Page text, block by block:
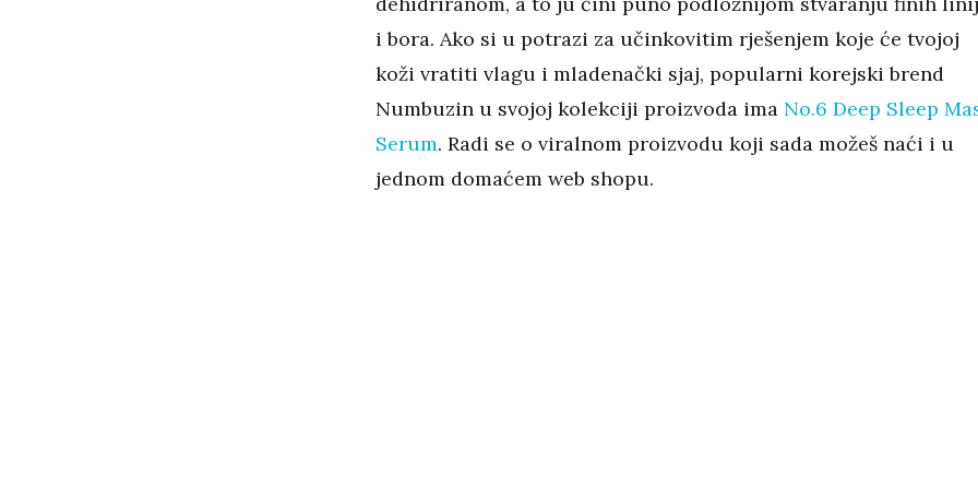
i bora. Ako si u potrazi za učinkovitim rješenjem koje će tvojoj
koži vratiti vlagu i mladenački sjaj, popularni korejski brend
Numbuzin u svojoj kolekciji proizvoda ima No.6 Deep Sleep
Serum. Radi se o viralnom proizvodu koji sada možeš naći i u
jednom domaćem web shopu.